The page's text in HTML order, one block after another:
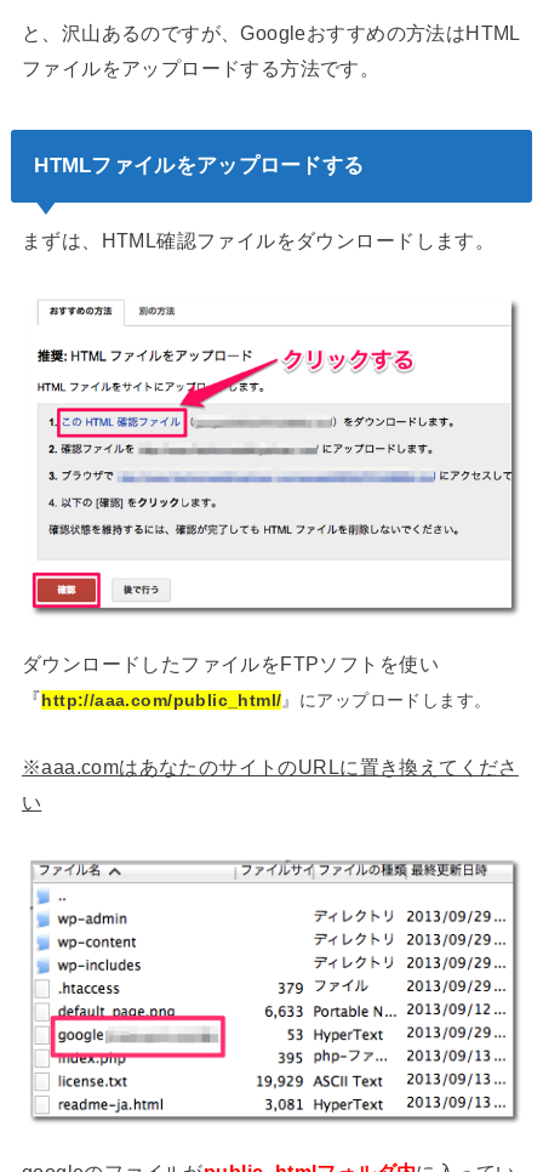
と、沢山あるのですが、Googleおすすめの方法はHTML
ファイルをアップロードする方法です。
HTMLファイルをアップロードする
まずは、HTML確認ファイルをダウンロードします。
ダウンロードしたファイルをFTPソフトを使い
『http://aaa.com/public_html/』にアップロードします。
※aaa.comはあなたのサイトのURLに置き換えてくださ
い